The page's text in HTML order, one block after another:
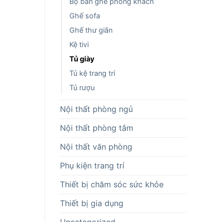
Ghế sofa
Ghế thư giãn
Kệ tivi
Tủ giày
Tủ kệ trang trí
Tủ rượu
Nội thất phòng ngủ
Nội thất phòng tắm
Nội thất văn phòng
Phụ kiện trang trí
Thiết bị chăm sóc sức khỏe
Thiết bị gia dụng